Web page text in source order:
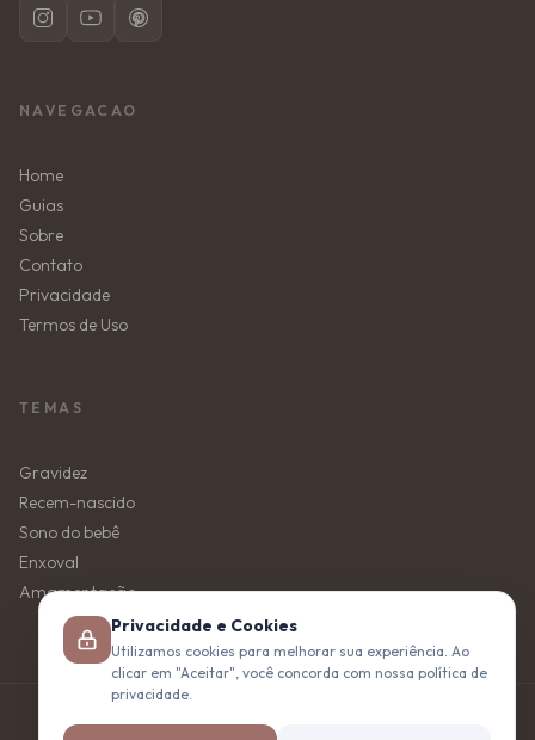
NAVEGACAO
Home
Guias
Sobre
Contato
Privacidade
Termos de Uso
TEMAS
Gravidez
Recem-nascido
Sono do bebê
Enxoval
Amamentação
© 2026 Mãe da Cabeça aos Pés. Todos os direitos reservados.
Privacidade e Cookies
Utilizamos cookies para melhorar sua experiência. Ao
clicar em "Aceitar", você concorda com nossa política de
privacidade.